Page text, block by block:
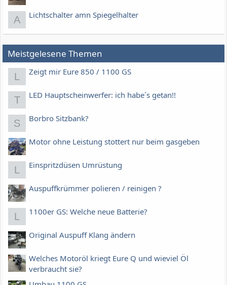
A Lichtschalter amn Spiegelhalter
Meistgelesene Themen
L Zeigt mir Eure 850 / 1100 GS
T LED Hauptscheinwerfer: ich habe´s getan!!
S Borbro Sitzbank?
Motor ohne Leistung stottert nur beim gasgeben
L Einspritzdüsen Umrüstung
Auspuffkrümmer polieren / reinigen ?
L 1100er GS: Welche neue Batterie?
Original Auspuff Klang ändern
Welches Motoröl kriegt Eure Q und wieviel Öl
verbraucht sie?